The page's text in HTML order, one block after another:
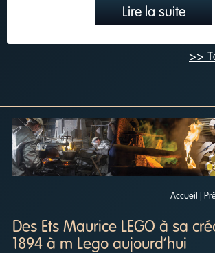
Lire la suite
>>
Accueil
Des Ets Maurice LEGO à sa
1894 à m Lego aujourd’hui